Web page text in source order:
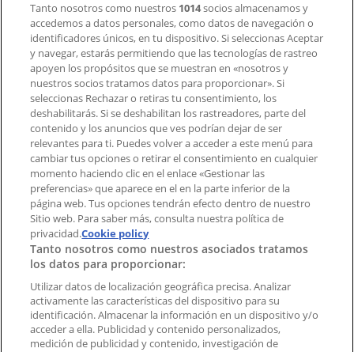
Contacto comercial y de marketing
Tienda mal colocada en el mapa
Notificar un folleto
¿Encontraste un problema en la web o en la
aplicación?
Índices
Marcas
Marcas locales
Negocios
Negocios cercanos
Productos
Productos locales
Ciudades
Descargar la APP Tiendeo
Tanto nosotros como nuestros 1014socios almacenamos y
accedemos a datos personales, como datos de navegación o
identificadores únicos, en tu dispositivo. Si seleccionas Aceptar
y navegar, estarás permitiendo que las tecnologías de rastreo
apoyen los propósitos que se muestran en «nosotros y
nuestros socios tratamos datos para proporcionar». Si
seleccionas Rechazar o retiras tu consentimiento, los
deshabilitarás. Si se deshabilitan los rastreadores, parte del
contenido y los anuncios que ves podrían dejar de ser
relevantes para ti. Puedes volver a acceder a este menú para
cambiar tus opciones o retirar el consentimiento en cualquier
momento haciendo clic en el enlace «Gestionar las
preferencias» que aparece en el en la parte inferior de la
página web. Tus opciones tendrán efecto dentro de nuestro
Sitio web. Para saber más, consulta nuestra política de
privacidad.Cookie policy
Tanto nosotros como nuestros asociados tratamos
los datos para proporcionar:
Utilizar datos de localización geográfica precisa. Analizar
activamente las características del dispositivo para su
identificación. Almacenar la información en un dispositivo y/o
acceder a ella. Publicidad y contenido personalizados,
medición de publicidad y contenido, investigación de